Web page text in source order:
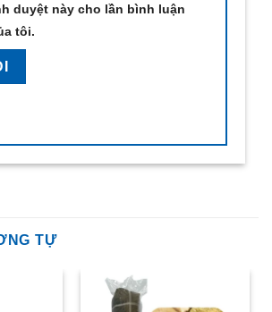
duyệt này cho lần bình luận
tôi.
TỰ